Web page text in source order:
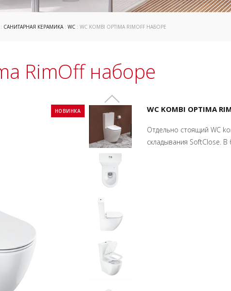
: САНИТАРНАЯ КЕРАМИКА: WC : WC KOMBI OPTIMA RIMOFF НАБОРЕ
RimOff наборе
НОВИНКА WC KOMBI OPTIMA
Отдельно стоящий WC
складывания SoftClose.